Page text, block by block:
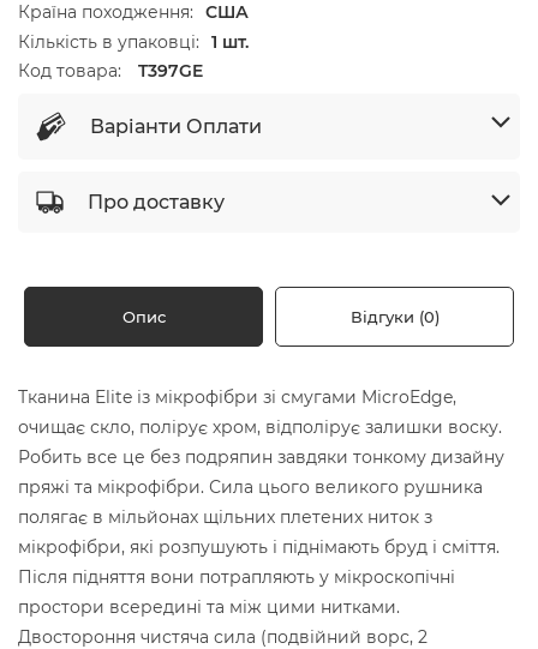
Країна походження
США
Кількість в упаковці
1 шт.
Код товара:
T397GE
Варіанти Оплати
Про доставку
Опис Відгуки (0)
Тканина Elite із мікрофібри зі смугами MicroEdge,
очищає скло, полірує хром, відполірує залишки воску.
Робить все це без подряпин завдяки тонкому дизайну
пряжі та мікрофібри. Сила цього великого рушника
полягає в мільйонах щільних плетених ниток з
мікрофібри, які розпушують і піднімають бруд і сміття.
Після підняття вони потрапляють у мікроскопічні
простори всередині та між цими нитками.
Двостороння чистяча сила (подвійний ворс, 2